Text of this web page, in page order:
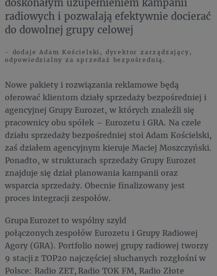
radiowych i pozwalają efektywnie docierać
do dowolnej grupy celowej
- dodaje Adam Kościelski, dyrektor zarządzający,
odpowiedzialny za sprzedaż bezpośrednią.
Nowe pakiety i rozwiązania reklamowe będą
oferować klientom działy sprzedaży bezpośredniej i
agencyjnej Grupy Eurozet, w których znaleźli się
pracownicy obu spółek – Eurozetu i GRA. Na czele
działu sprzedaży bezpośredniej stoi Adam Kościelski,
zaś działem agencyjnym kieruje Maciej Moszczyński.
Ponadto, w strukturach sprzedaży Grupy Eurozet
znajduje się dział planowania kampanii oraz
wsparcia sprzedaży. Obecnie finalizowany jest
proces integracji zespołów.
Grupa Eurozet to wspólny szyld
połączonych zespołów Eurozetu i Grupy Radiowej
Agory (GRA). Portfolio nowej grupy radiowej tworzy
9 stacji z TOP20 najczęściej słuchanych rozgłośni w
Polsce: Radio ZET, Radio TOK FM, Radio Złote